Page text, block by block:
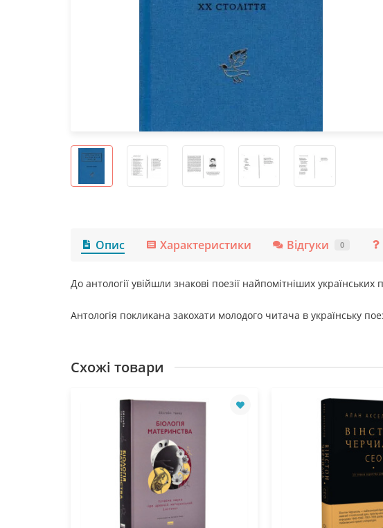
Опис Характеристики Відгуки 0
До антології увійшли знакові поезії найпомітніших
Антологія покликана закохати молодого читача в українську
Схожі товари